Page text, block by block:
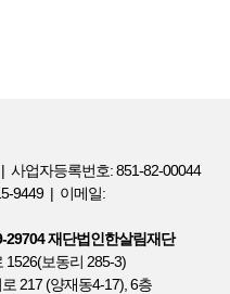
업자등록번호: 851-82-00044
9449 | 이메일:
재단법인한살림재단
1526(보동리 285-3)
217 (양재동4-17), 6층